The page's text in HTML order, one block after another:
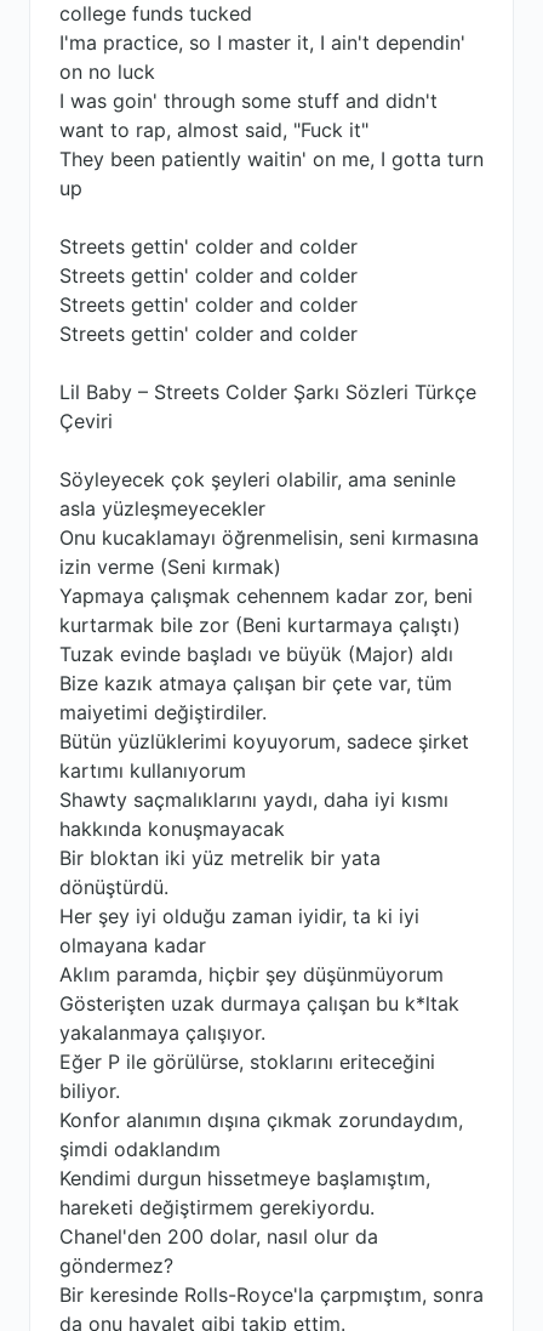
college funds tucked
I'ma practice, so I master it, I ain't dependin'
on no luck
I was goin' through some stuff and didn't
want to rap, almost said, "Fuck it"
They been patiently waitin' on me, I gotta turn
up
Streets gettin' colder and colder
Streets gettin' colder and colder
Streets gettin' colder and colder
Streets gettin' colder and colder
Lil Baby – Streets Colder Şarkı Sözleri Türkçe
Çeviri
Söyleyecek çok şeyleri olabilir, ama seninle
asla yüzleşmeyecekler
Onu kucaklamayı öğrenmelisin, seni kırmasına
izin verme (Seni kırmak)
Yapmaya çalışmak cehennem kadar zor, beni
kurtarmak bile zor (Beni kurtarmaya çalıştı)
Tuzak evinde başladı ve büyük (Major) aldı
Bize kazık atmaya çalışan bir çete var, tüm
maiyetimi değiştirdiler.
Bütün yüzlüklerimi koyuyorum, sadece şirket
kartımı kullanıyorum
Shawty saçmalıklarını yaydı, daha iyi kısmı
hakkında konuşmayacak
Bir bloktan iki yüz metrelik bir yata
dönüştürdü.
Her şey iyi olduğu zaman iyidir, ta ki iyi
olmayana kadar
Aklım paramda, hiçbir şey düşünmüyorum
Gösterişten uzak durmaya çalışan bu k*ltak
yakalanmaya çalışıyor.
Eğer P ile görülürse, stoklarını eriteceğini
biliyor.
Konfor alanımın dışına çıkmak zorundaydım,
şimdi odaklandım
Kendimi durgun hissetmeye başlamıştım,
hareketi değiştirmem gerekiyordu.
Chanel'den 200 dolar, nasıl olur da
göndermez?
Bir keresinde Rolls-Royce'la çarpmıştım, sonra
da onu hayalet gibi takip ettim.